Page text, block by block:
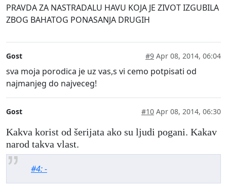
PRAVDA ZA NASTRADALU HAVU KOJA JE ZIVOT IZGUBILA
ZBOG BAHATOG PONASANJA DRUGIH
Gost #9 Apr 08, 2014, 06:04
sva moja porodica je uz vas,s vi cemo potpisati od
najmanjeg do najveceg!
Gost #10 Apr 08, 2014, 06:30
Kakva korist od šerijata ako su ljudi pogani. Kakav
narod takva vlast.
#4: -